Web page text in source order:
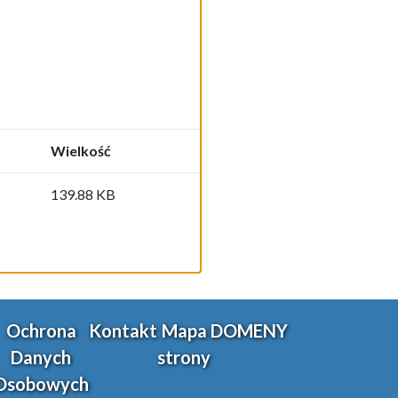
Wielkość
139.88 KB
Ochrona
Danych
Kontakt Mapa
strony
DOMENY